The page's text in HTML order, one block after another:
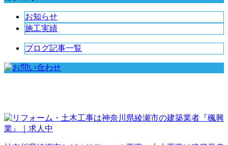
お知らせ
施工実績
ブログ記事一覧